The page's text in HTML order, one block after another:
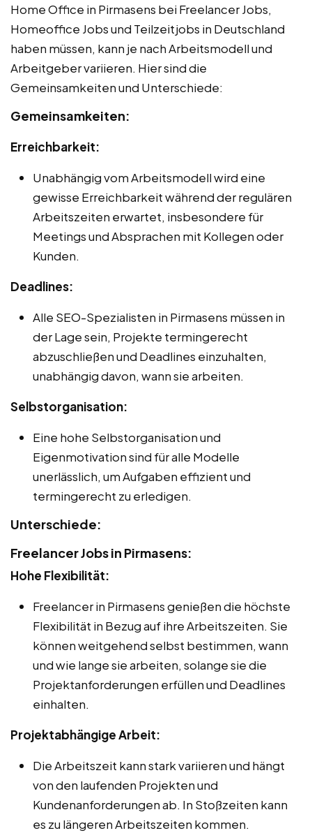
Home Office in Pirmasens bei Freelancer Jobs,
Homeoffice Jobs und Teilzeitjobs in Deutschland
haben müssen, kann je nach Arbeitsmodell und
Arbeitgeber variieren. Hier sind die
Gemeinsamkeiten und Unterschiede:
Gemeinsamkeiten:
Erreichbarkeit:
Unabhängig vom Arbeitsmodell wird eine
gewisse Erreichbarkeit während der regulären
Arbeitszeiten erwartet, insbesondere für
Meetings und Absprachen mit Kollegen oder
Kunden.
Deadlines:
Alle SEO-Spezialisten in Pirmasens müssen in
der Lage sein, Projekte termingerecht
abzuschließen und Deadlines einzuhalten,
unabhängig davon, wann sie arbeiten.
Selbstorganisation:
Eine hohe Selbstorganisation und
Eigenmotivation sind für alle Modelle
unerlässlich, um Aufgaben effizient und
termingerecht zu erledigen.
Unterschiede:
Freelancer Jobs in Pirmasens:
Hohe Flexibilität:
Freelancer in Pirmasens genießen die höchste
Flexibilität in Bezug auf ihre Arbeitszeiten. Sie
können weitgehend selbst bestimmen, wann
und wie lange sie arbeiten, solange sie die
Projektanforderungen erfüllen und Deadlines
einhalten.
Projektabhängige Arbeit:
Die Arbeitszeit kann stark variieren und hängt
von den laufenden Projekten und
Kundenanforderungen ab. In Stoßzeiten kann
es zu längeren Arbeitszeiten kommen.